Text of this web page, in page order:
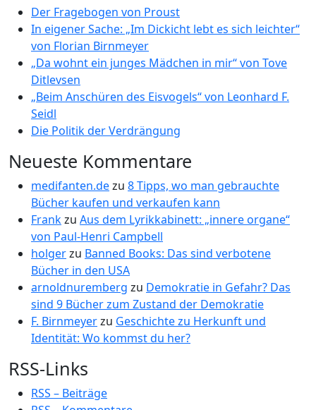
Der Fragebogen von Proust
In eigener Sache: „Im Dickicht lebt es sich leichter“
von Florian Birnmeyer
„Da wohnt ein junges Mädchen in mir“ von Tove
Ditlevsen
„Beim Anschüren des Eisvogels“ von Leonhard F.
Seidl
Die Politik der Verdrängung
Neueste Kommentare
medifanten.dezu 8 Tipps, wo man gebrauchte
Bücher kaufen und verkaufen kann
Frankzu Aus dem Lyrikkabinett: „innere organe“
von Paul-Henri Campbell
holgerzu Banned Books: Das sind verbotene
Bücher in den USA
arnoldnuremberg zu Demokratie in Gefahr? Das
sind 9 Bücher zum Zustand der Demokratie
F. Birnmeyerzu Geschichte zu Herkunft und
Identität: Wo kommst du her?
RSS-Links
RSS – Beiträge